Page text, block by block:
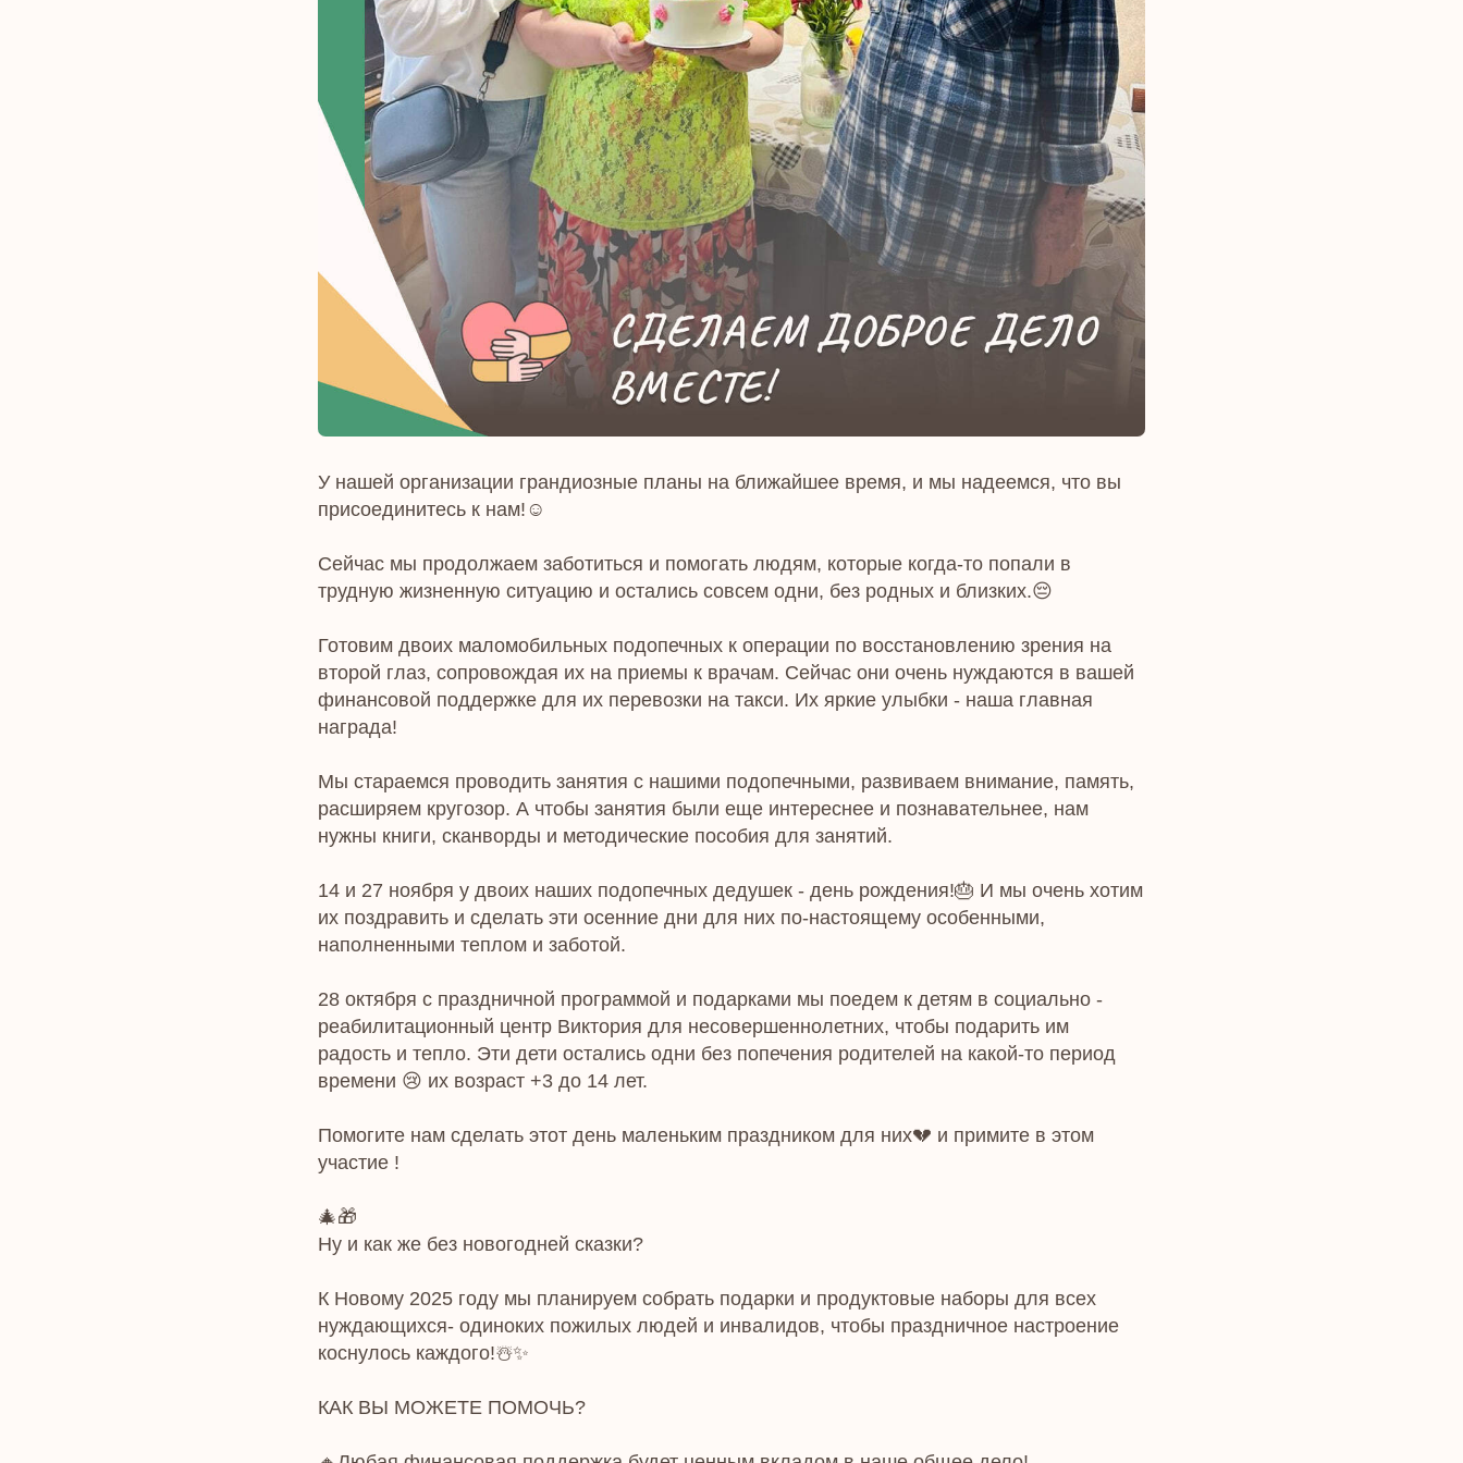
У нашей организации грандиозные планы на ближайшее время, и мы надеемся, что вы
присоединитесь к нам!☺️
Сейчас мы продолжаем заботиться и помогать людям, которые когда-то попали в
трудную жизненную ситуацию и остались совсем одни, без родных и близких.😔
Готовим двоих маломобильных подопечных к операции по восстановлению зрения на
второй глаз, сопровождая их на приемы к врачам. Сейчас они очень нуждаются в вашей
финансовой поддержке для их перевозки на такси. Их яркие улыбки - наша главная
награда!
Мы стараемся проводить занятия с нашими подопечными, развиваем внимание, память,
расширяем кругозор. А чтобы занятия были еще интереснее и познавательнее, нам
нужны книги, сканворды и методические пособия для занятий.
14 и 27 ноября у двоих наших подопечных дедушек - день рождения!🎂 И мы очень хотим
их поздравить и сделать эти осенние дни для них по-настоящему особенными,
наполненными теплом и заботой.
28 октября с праздничной программой и подарками мы поедем к детям в социально -
реабилитационный центр Виктория для несовершеннолетних, чтобы подарить им
радость и тепло. Эти дети остались одни без попечения родителей на какой-то период
времени 😢 их возраст +3 до 14 лет.
Помогите нам сделать этот день маленьким праздником для них💔 и примите в этом
участие !
🎄🎁
Ну и как же без новогодней сказки?
К Новому 2025 году мы планируем собрать подарки и продуктовые наборы для всех
нуждающихся- одиноких пожилых людей и инвалидов, чтобы праздничное настроение
коснулось каждого!☃️✨
КАК ВЫ МОЖЕТЕ ПОМОЧЬ?